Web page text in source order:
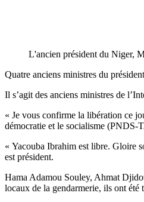
L'ancien président du Niger,
Quatre anciens ministres du
Il s’agit des anciens ministres de
« Je vous confirme la libération ce
démocratie et le socialisme (PNDS-
« Yacouba Ibrahim est libre. Gloire
est président.
Hama Adamou Souley, Ahmat
locaux de la gendarmerie, ils ont été